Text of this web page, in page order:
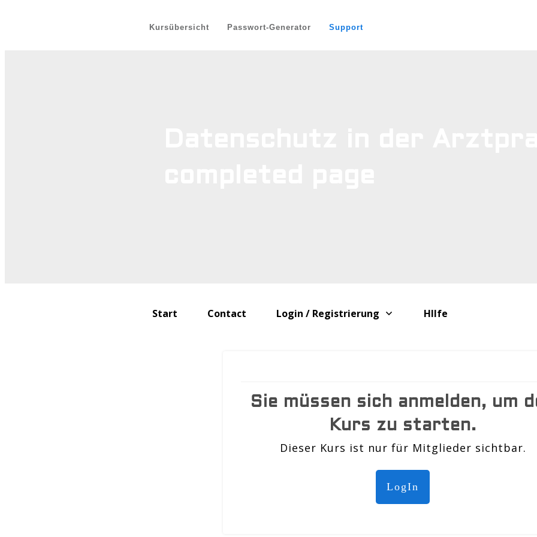
Kursübersicht Passwort-Generator Support
Start Contact Login / Registrierung HIlfe
Sie müssen sich anmelden, um
Kurs zu starten.
Dieser Kurs ist nur für Mitglieder sichtbar.
LogIn